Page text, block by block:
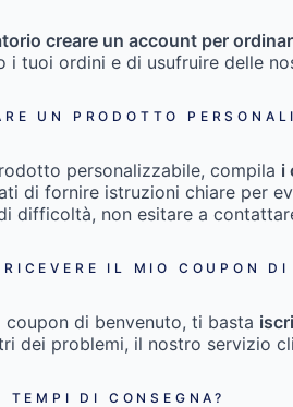
creare un account per
i tuoi ordini e di usufruire delle
UN PRODOTTO
personalizzabile, compila i
di fornire istruzioni chiare per
difficoltà, non esitare a
RICEVERE IL MIO COUPON DI
coupon di benvenuto, ti basta
dei problemi, il nostro servizio
TEMPI DI CONSEGNA?